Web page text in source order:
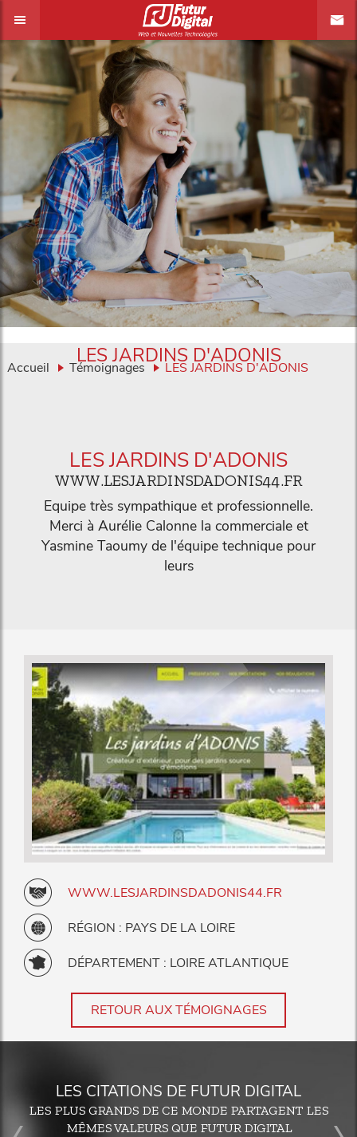
Accueil Témoignages LES JARDINS D'ADONIS
LES JARDINS D'ADONIS
LES JARDINS D'ADONIS
WWW.LESJARDINSDADONIS44.FR
Equipe très sympathique et professionnelle.
Merci à Aurélie Calonne la commerciale et
Yasmine Taoumy de l'équipe technique pour
leurs
WWW.LESJARDINSDADONIS44.FR
RÉGION : PAYS DE LA LOIRE
DÉPARTEMENT : LOIRE ATLANTIQUE
RETOUR AUX TÉMOIGNAGES
LES CITATIONS DE FUTUR DIGITAL
LES PLUS GRANDS DE CE MONDE PARTAGENT LES
MÊMES VALEURS QUE FUTUR DIGITAL